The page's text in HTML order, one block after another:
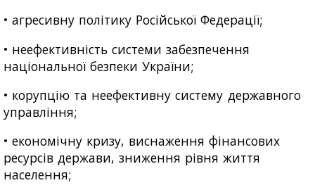
• агресивну політику Російської Федерації;
• неефективність системи забезпечення
національної безпеки України;
• корупцію та неефективну систему державного
управління;
• економічну кризу, виснаження фінансових
ресурсів держави, зниження рівня життя
населення;